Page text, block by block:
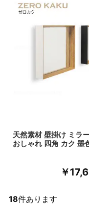
天然素材 壁掛け ミラ
おしゃれ 四角 カク 墨
￥
18件あります